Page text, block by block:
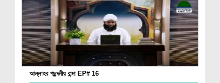
আল্লাহর পছন্দনীয় বান্দা EP# 16